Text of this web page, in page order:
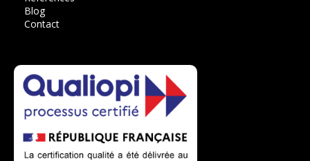
Blog
Contact